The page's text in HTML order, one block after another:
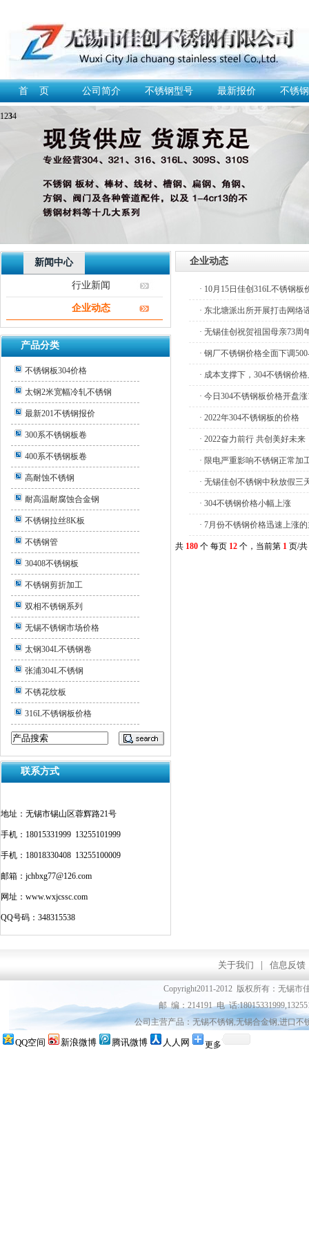
首 页 公司简介 不锈钢型号 最新报价 不锈
1234
新闻中心
行业新闻
企业动态
产品分类
不锈钢板304价格
太钢2米宽幅冷轧不锈钢
最新201不锈钢报价
300系不锈钢板卷
400系不锈钢板卷
高耐蚀不锈钢
耐高温耐腐蚀合金钢
不锈钢拉丝8K板
不锈钢管
30408不锈钢板
不锈钢剪折加工
双相不锈钢系列
无锡不锈钢市场价格
太钢304L不锈钢卷
张浦304L不锈钢
不锈花纹板
316L不锈钢板价格
联系方式
地址：无锡市锡山区蓉辉路21号
手机：18015331999 13255101999
手机：18018330408 13255100009
邮箱：jchbxg77@126.com
网址：www.wxjcssc.com
QQ号码：348315538
企业动态
· 10月15日佳创316L不锈钢板
· 东北塘派出所开展打击网络
· 无锡佳创祝贺祖国母亲73周
· 钢厂不锈钢价格全面下调
· 成本支撑下，304不锈钢价
· 今日304不锈钢板价格开盘涨
· 2022年304不锈钢板的价格
· 2022奋力前行 共创美好未来
· 限电严重影响不锈钢正常加
· 无锡佳创不锈钢中秋放假三
· 304不锈钢价格小幅上涨
· 7月份不锈钢价格迅速上涨
共 180 个 每页 12 个，当前第 1 页/共
关于我们 信息反馈
Copyright2011-2012 版权所有：无锡
邮 编：214191 电 话
公司主营产品：无锡不锈钢,无锡合金钢,进口
QQ空间 新浪微博 腾讯微博 人人网 更多